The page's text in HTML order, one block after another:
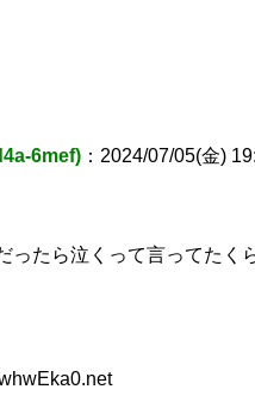
6mef) ：2024/07/05(金)
ったら泣くって言ってたく